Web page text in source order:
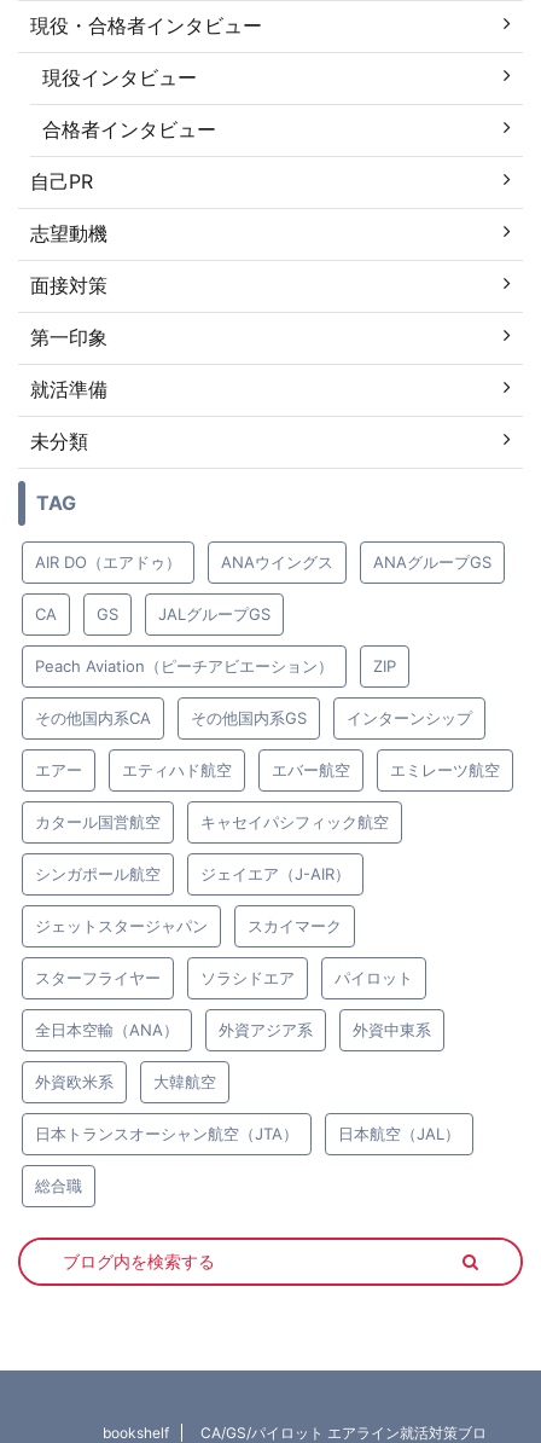
現役・合格者インタビュー
現役インタビュー
合格者インタビュー
自己PR
志望動機
面接対策
第一印象
就活準備
未分類
TAG
AIR DO（エアドゥ） ANAウイングス ANAグループGS
CA GS JALグループGS
Peach Aviation（ピーチアビエーション） ZIP
その他国内系CA その他国内系GS インターンシップ
エアー エティハド航空 エバー航空 エミレーツ航空
カタール国営航空 キャセイパシフィック航空
シンガポール航空 ジェイエア（J-AIR）
ジェットスタージャパン スカイマーク
スターフライヤー ソラシドエア パイロット
全日本空輸（ANA） 外資アジア系 外資中東系
外資欧米系 大韓航空
日本トランスオーシャン航空（JTA） 日本航空（JAL）
総合職
bookshelf CA/GS/パイロット エアライン就活対策ブロ